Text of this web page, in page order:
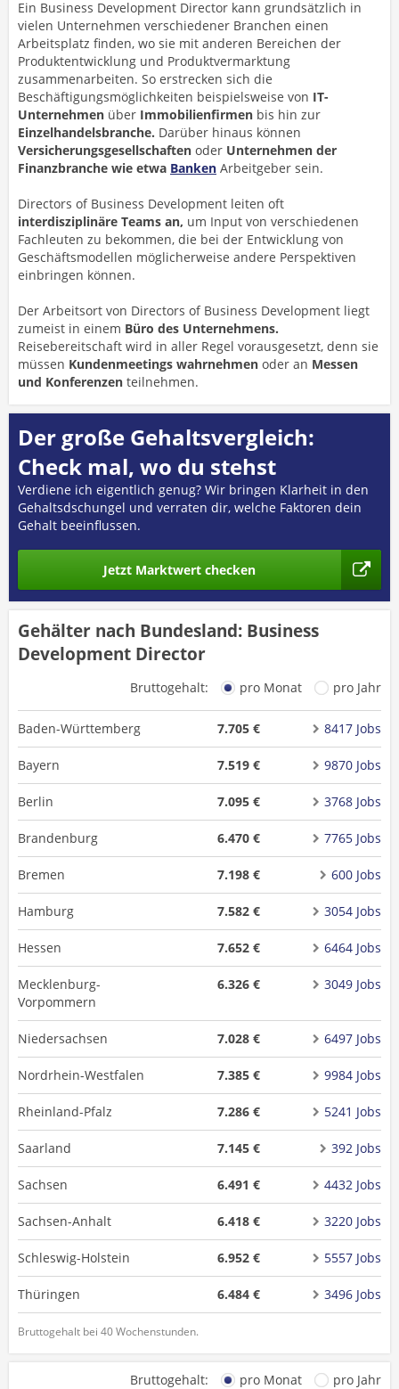
Ein Business Development Director kann grundsätzlich in
vielen Unternehmen verschiedener Branchen einen
Arbeitsplatz finden, wo sie mit anderen Bereichen der
Produktentwicklung und Produktvermarktung
zusammenarbeiten. So erstrecken sich die
Beschäftigungsmöglichkeiten beispielsweise von IT-
Unternehmen über Immobilienfirmen bis hin zur
Einzelhandelsbranche. Darüber hinaus können
Versicherungsgesellschaften oder Unternehmen der
Finanzbranche wie etwa Banken Arbeitgeber sein.
Directors of Business Development leiten oft
interdisziplinäre Teams an, um Input von verschiedenen
Fachleuten zu bekommen, die bei der Entwicklung von
Geschäftsmodellen möglicherweise andere Perspektiven
einbringen können.
Der Arbeitsort von Directors of Business Development liegt
zumeist in einem Büro des Unternehmens.
Reisebereitschaft wird in aller Regel vorausgesetzt, denn sie
müssen Kundenmeetings wahrnehmen oder an Messen
und Konferenzen teilnehmen.
Der große Gehaltsvergleich:
Check mal, wo du stehst
Verdiene ich eigentlich genug? Wir bringen Klarheit in den
Gehaltsdschungel und verraten dir, welche Faktoren dein
Gehalt beeinflussen.
Jetzt Marktwert checken
Gehälter nach Bundesland: Business
Development Director
Bruttogehalt: pro Monat pro Jahr
Baden-Württemberg 7.705 € 8417 Jobs
Bayern 7.519 € 9870 Jobs
Berlin 7.095 € 3768 Jobs
Brandenburg 6.470 € 7765 Jobs
Bremen 7.198 € 600 Jobs
Hamburg 7.582 € 3054 Jobs
Hessen 7.652 € 6464 Jobs
Mecklenburg-
Vorpommern
6.326 € 3049 Jobs
Niedersachsen 7.028 € 6497 Jobs
Nordrhein-Westfalen 7.385 € 9984 Jobs
Rheinland-Pfalz 7.286 € 5241 Jobs
Saarland 7.145 € 392 Jobs
Sachsen 6.491 € 4432 Jobs
Sachsen-Anhalt 6.418 € 3220 Jobs
Schleswig-Holstein 6.952 € 5557 Jobs
Thüringen 6.484 € 3496 Jobs
Bruttogehalt bei 40 Wochenstunden.
Bruttogehalt: pro Monat
pro Jahr